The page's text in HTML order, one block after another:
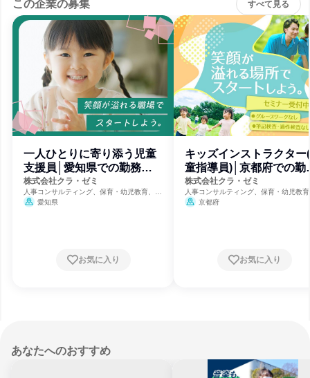
この企業の募集 すべて見る
一人ひとりに寄り添う児童
支援員│愛知県での勤務確
約
株式会社クラ・ゼミ
人事コンサルティング、保育・幼児教育、福
祉・独立行政法人・NGO・NPO
愛知県
お気に入り
キッズインストラクター
童指導員)│京都府での勤
確約
株式会社クラ・ゼミ
人事コンサルティング、保育・幼児教
祉・独立行政法人・NGO・NPO
京都府
お気に入り
あなたへのおすすめ